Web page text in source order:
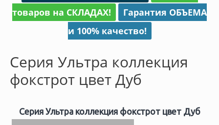
товаров на СКЛАДАХ!
Гарантия ОБЪЕМА
и 100% качество!
Серия Ультра коллекция
фокстрот цвет Дуб
Серия Ультра коллекция фокстрот цвет Дуб